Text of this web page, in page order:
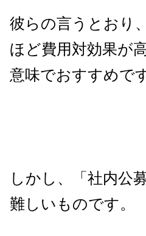
彼らの言うとおり
ほど費用対効果が
意味でおすすめです
しかし、「社内公
難しいものです。